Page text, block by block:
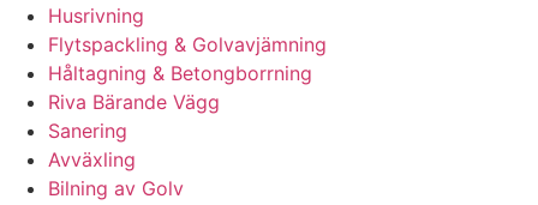
Husrivning
Flytspackling & Golvavjämning
Håltagning & Betongborrning
Riva Bärande Vägg
Sanering
Avväxling
Bilning av Golv